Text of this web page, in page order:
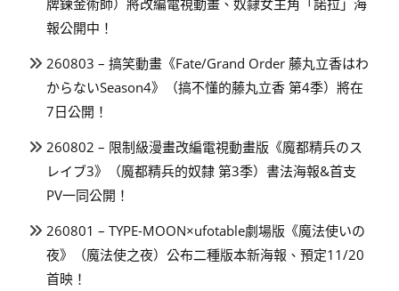
牌鍊金術師）將改編電視動畫、奴隸女主角「諾拉」海
報公開中！
260803 – 搞笑動畫《Fate/Grand Order 藤丸立香はわ
からないSeason4》（搞不懂的藤丸立香 第4季）將在
7日公開！
260802 – 限制級漫畫改編電視動畫版《魔都精兵のス
レイブ3》（魔都精兵的奴隸 第3季）書法海報&首支
PV一同公開！
260801 – TYPE-MOON×ufotable劇場版《魔法使いの
夜》（魔法使之夜）公布二種版本新海報、預定11/20
首映！